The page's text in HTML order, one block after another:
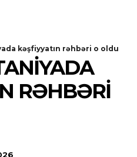
kəşfiyyatın rəhbəri o oldu
RƏHBƏRI